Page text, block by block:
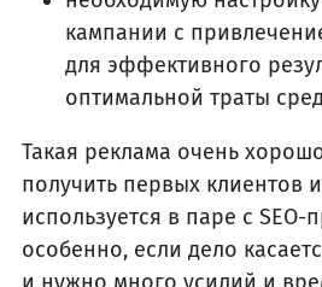
кампании с
для эффективного
оптимальной траты
Такая реклама очень
получить первых клиентов
используется в паре с
особенно, если дело
и нужно много усилий и